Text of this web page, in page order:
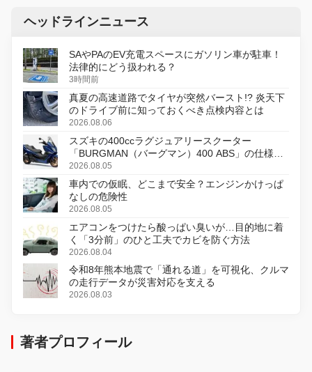
ヘッドラインニュース
SAやPAのEV充電スペースにガソリン車が駐車！
法律的にどう扱われる？
3時間前
真夏の高速道路でタイヤが突然バースト!? 炎天下
のドライブ前に知っておくべき点検内容とは
2026.08.06
スズキの400ccラグジュアリースクーター
「BURGMAN（バーグマン）400 ABS」の仕様を
変更し、8月18日に発売
2026.08.05
車内での仮眠、どこまで安全？エンジンかけっぱ
なしの危険性
2026.08.05
エアコンをつけたら酸っぱい臭いが…目的地に着
く「3分前」のひと工夫でカビを防ぐ方法
2026.08.04
令和8年熊本地震で「通れる道」を可視化、クルマ
の走行データが災害対応を支える
2026.08.03
著者プロフィール